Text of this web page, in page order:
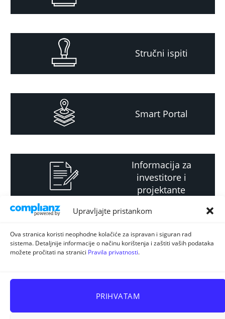
Upravljajte pristankom
Ova stranica koristi neophodne kolačiće za ispravan i siguran rad
sistema. Detaljnije informacije o načinu korištenja i zaštiti vaših podataka
možete pročitati na stranici Pravila privatnosti.
PRIHVATAM
Stručni ispiti
Smart Portal
Informacija za
investitore i
projektante
Strateški i planski
dokument